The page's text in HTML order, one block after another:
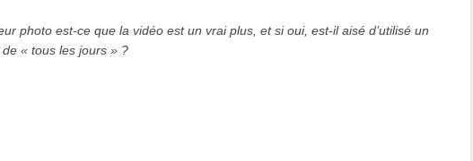
photo est-ce que la vidéo est un vrai plus, et si oui, est-il aisé d’utilisé un
« tous les jours » ?